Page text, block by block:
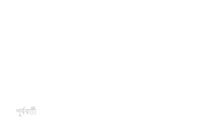
পূর্ববর্তী